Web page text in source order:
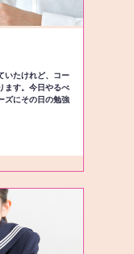
いたけれど、コー
ます。今日やるべ
ズにその日の勉強